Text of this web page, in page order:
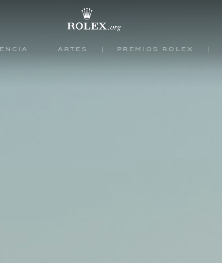
Artes Premios Rolex